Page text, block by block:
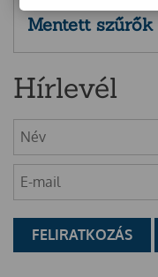
Mentett szűrők
Hírlevél